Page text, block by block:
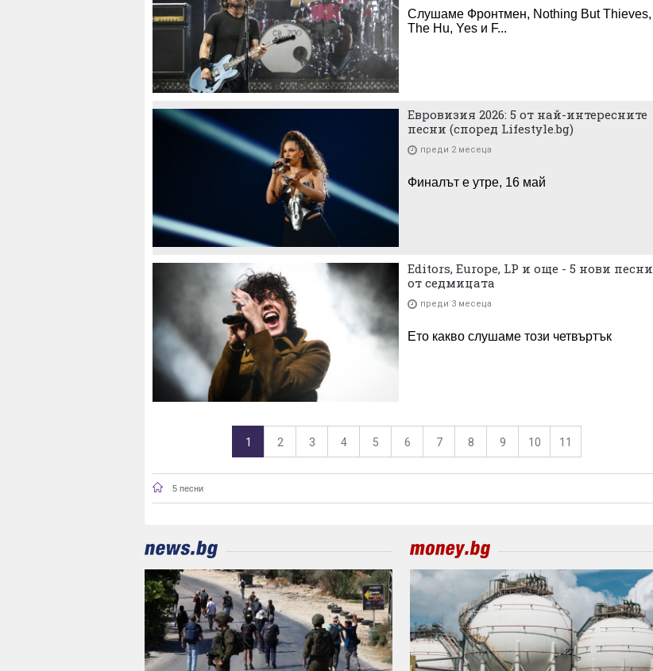
Слушаме Фронтмен, Nothing But Thieves,
The Hu, Yes и F...
Евровизия 2026: 5 от най-интересните
песни (според Lifestyle.bg)
преди 2 месеца
Финалът е утре, 16 май
Editors, Europe, LP и още - 5 нови песни
от седмицата
преди 3 месеца
Ето какво слушаме този четвъртък
1 2 3 4 5 6 7 8 9 10 11
5 песни